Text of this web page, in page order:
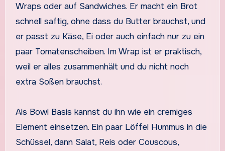
Wraps oder auf Sandwiches. Er macht ein Brot
schnell saftig, ohne dass du Butter brauchst, und
er passt zu Käse, Ei oder auch einfach nur zu ein
paar Tomatenscheiben. Im Wrap ist er praktisch,
weil er alles zusammenhält und du nicht noch
extra Soßen brauchst.
Als Bowl Basis kannst du ihn wie ein cremiges
Element einsetzen. Ein paar Löffel Hummus in die
Schüssel, dann Salat, Reis oder Couscous,